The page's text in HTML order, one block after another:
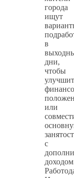
города
ищут
в
дни,
чтобы
или
с